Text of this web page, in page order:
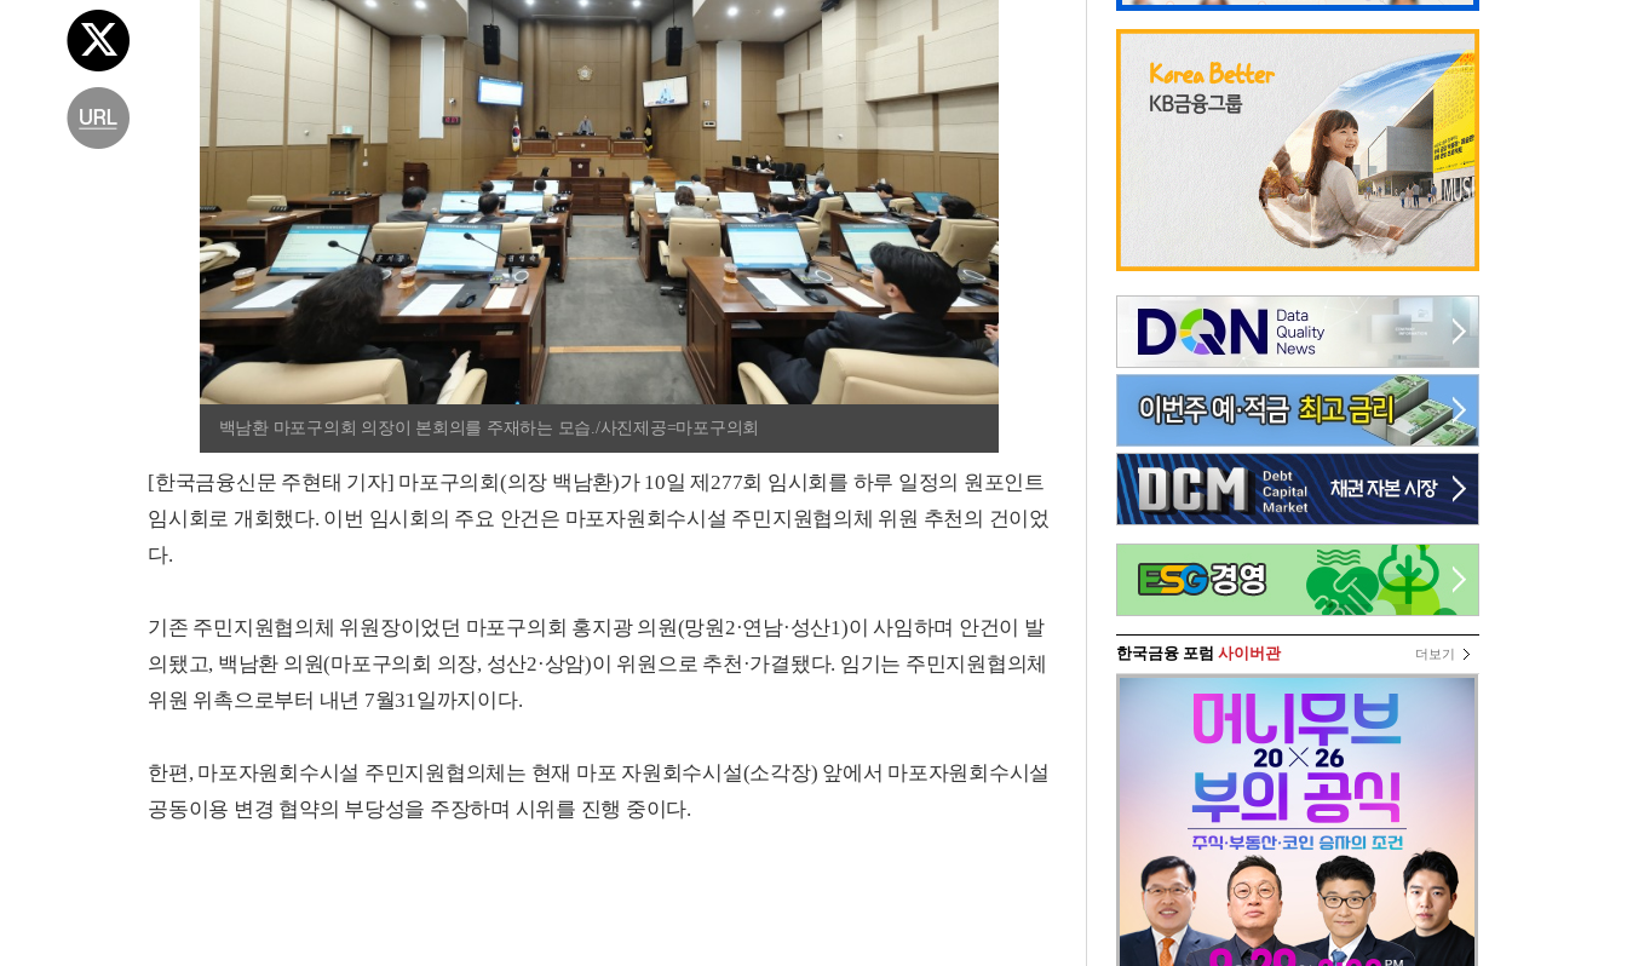
백남환 마포구의회 의장이 본회의를 주재하는 모습./사진제공=마포구의회
[한국금융신문 주현태 기자] 마포구의회(의장 백남환)가 10일 제277회 임시회를 하루 일정의 원포인트
임시회로 개회했다. 이번 임시회의 주요 안건은 마포자원회수시설 주민지원협의체 위원 추천의 건이었
다.
기존 주민지원협의체 위원장이었던 마포구의회 홍지광 의원(망원2·연남·성산1)이 사임하며 안건이 발
의됐고, 백남환 의원(마포구의회 의장, 성산2·상암)이 위원으로 추천·가결됐다. 임기는 주민지원협의체
위원 위촉으로부터 내년 7월31일까지이다.
한편, 마포자원회수시설 주민지원협의체는 현재 마포 자원회수시설(소각장) 앞에서 마포자원회수시설
공동이용 변경 협약의 부당성을 주장하며 시위를 진행 중이다.
한국금융 포럼 사이버관 더보기